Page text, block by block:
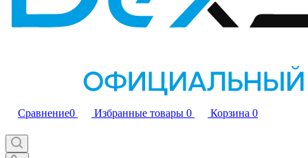
Сравнение0 Избранные товары 0 Корзина 0